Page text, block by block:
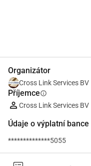
Organizátor
Cross Link Services BV
Příjemceinfo
Cross Link Services BV
Údaje o výplatní bance
**************5055